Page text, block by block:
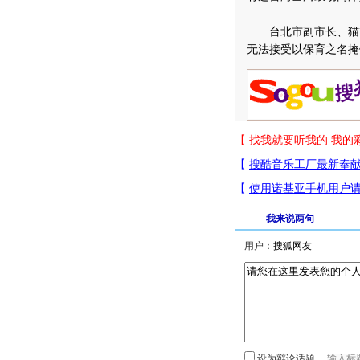
台北市副市长、猫
无法接受以保育之名
我来说两句
用户：